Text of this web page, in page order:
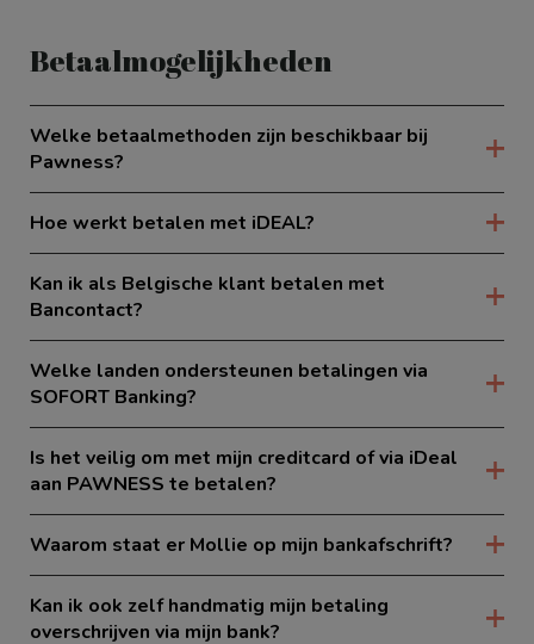
Betaalmogelijkheden
Welke betaalmethoden zijn beschikbaar bij
Pawness?
Hoe werkt betalen met iDEAL?
Kan ik als Belgische klant betalen met
Bancontact?
Welke landen ondersteunen betalingen via
SOFORT Banking?
Is het veilig om met mijn creditcard of via iDeal
aan PAWNESS te betalen?
Waarom staat er Mollie op mijn bankafschrift?
Kan ik ook zelf handmatig mijn betaling
overschrijven via mijn bank?